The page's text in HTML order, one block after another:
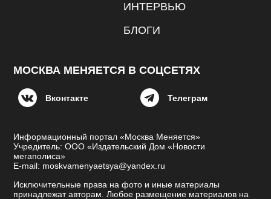
ИНТЕРВЬЮ
БЛОГИ
МОСКВА МЕНЯЕТСЯ В СОЦСЕТЯХ
Вконтакте Телеграм
Информационный портал «Москва Меняется»
Учредитель: ООО «Издательский Дом «Новости
мегаполиса»
E-mail: moskvamenyaetsya@yandex.ru
Исключительные права на фото и иные материалы
принадлежат авторам. Любое размещение материалов на